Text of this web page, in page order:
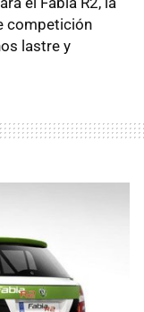
competición
lastre y